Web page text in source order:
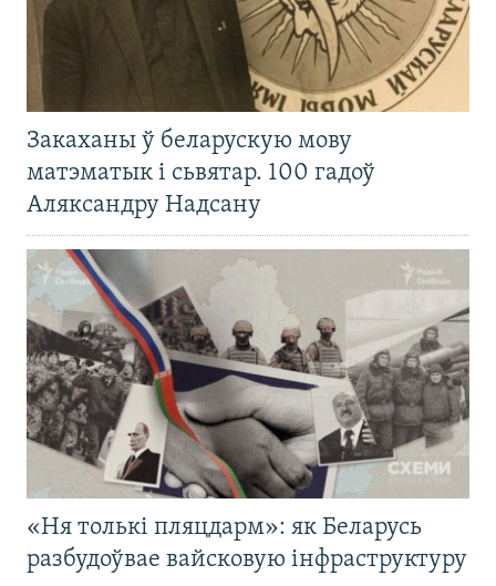
Закаханы ў беларускую мову
матэматык і сьвятар. 100 гадоў
Аляксандру Надсану
«Ня толькі пляцдарм»: як Беларусь
разбудоўвае вайсковую інфраструктуру